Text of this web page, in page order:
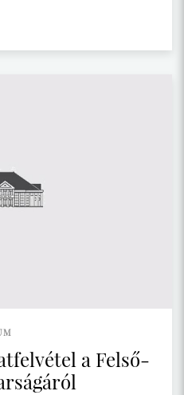
a Felső-